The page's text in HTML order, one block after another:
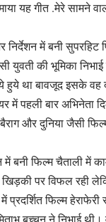
यह गीत .मेरे सामने
निर्देशन में बनी
युवती की भूमिका
था बावजूद इसके वह
में पहली बार
और दुनिया जैसी
में बनी फिल्म चैताली
पर विफल रही
फिल्म
बच्चन ने निभाई थी।